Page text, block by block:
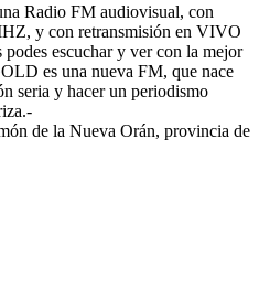
Radio FM audiovisual, con
y con retransmisión en VIVO
escuchar y ver con la mejor
es una nueva FM, que nace
seria y hacer un periodismo
de la Nueva Orán, provincia de